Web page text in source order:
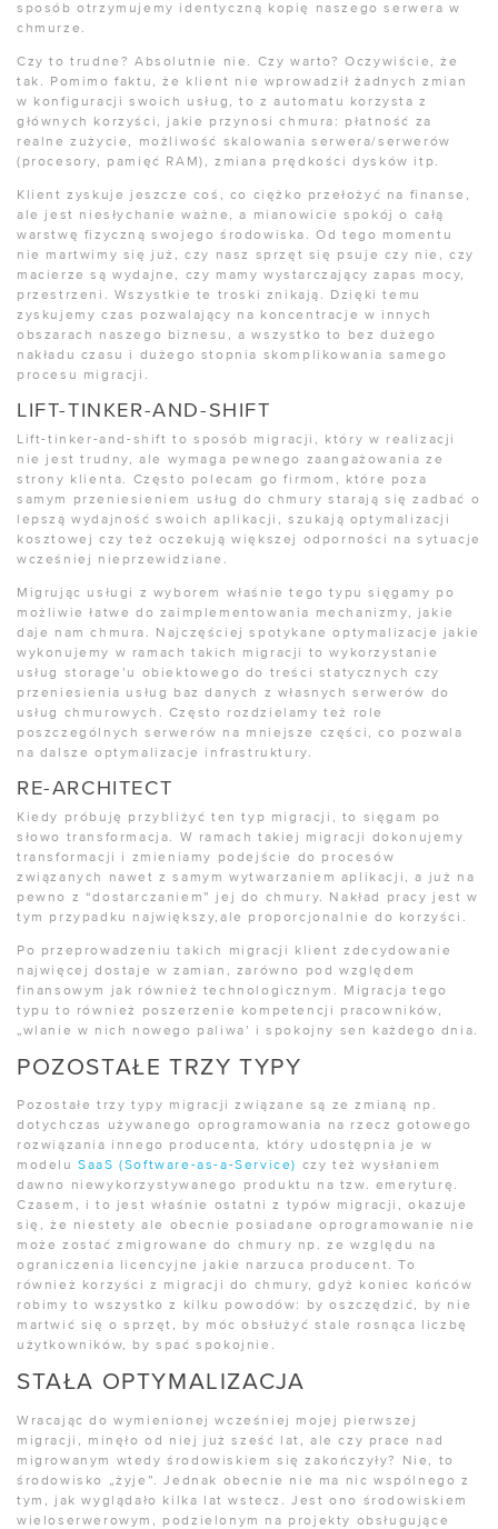
sposób otrzymujemy identyczną kopię naszego serwera w
chmurze.
Czy to trudne? Absolutnie nie. Czy warto? Oczywiście, że
tak. Pomimo faktu, że klient nie wprowadził żadnych zmian
w konfiguracji swoich usług, to z automatu korzysta z
głównych korzyści, jakie przynosi chmura: płatność za
realne zużycie, możliwość skalowania serwera/serwerów
(procesory, pamięć RAM), zmiana prędkości dysków itp.
Klient zyskuje jeszcze coś, co ciężko przełożyć na finanse,
ale jest niesłychanie ważne, a mianowicie spokój o całą
warstwę fizyczną swojego środowiska. Od tego momentu
nie martwimy się już, czy nasz sprzęt się psuje czy nie, czy
macierze są wydajne, czy mamy wystarczający zapas mocy,
przestrzeni. Wszystkie te troski znikają. Dzięki temu
zyskujemy czas pozwalający na koncentracje w innych
obszarach naszego biznesu, a wszystko to bez dużego
nakładu czasu i dużego stopnia skomplikowania samego
procesu migracji.
LIFT-TINKER-AND-SHIFT
Lift-tinker-and-shift to sposób migracji, który w realizacji
nie jest trudny, ale wymaga pewnego zaangażowania ze
strony klienta. Często polecam go firmom, które poza
samym przeniesieniem usług do chmury starają się zadbać o
lepszą wydajność swoich aplikacji, szukają optymalizacji
kosztowej czy też oczekują większej odporności na sytuacje
wcześniej nieprzewidziane.
Migrując usługi z wyborem właśnie tego typu sięgamy po
możliwie łatwe do zaimplementowania mechanizmy, jakie
daje nam chmura. Najczęściej spotykane optymalizacje jakie
wykonujemy w ramach takich migracji to wykorzystanie
usług storage’u obiektowego do treści statycznych czy
przeniesienia usług baz danych z własnych serwerów do
usług chmurowych. Często rozdzielamy też role
poszczególnych serwerów na mniejsze części, co pozwala
na dalsze optymalizacje infrastruktury.
RE-ARCHITECT
Kiedy próbuję przybliżyć ten typ migracji, to sięgam po
słowo transformacja. W ramach takiej migracji dokonujemy
transformacji i zmieniamy podejście do procesów
związanych nawet z samym wytwarzaniem aplikacji, a już na
pewno z “dostarczaniem” jej do chmury. Nakład pracy jest w
tym przypadku największy,ale proporcjonalnie do korzyści.
Po przeprowadzeniu takich migracji klient zdecydowanie
najwięcej dostaje w zamian, zarówno pod względem
finansowym jak również technologicznym. Migracja tego
typu to również poszerzenie kompetencji pracowników,
„wlanie w nich nowego paliwa’ i spokojny sen każdego dnia.
POZOSTAŁE TRZY TYPY
Pozostałe trzy typy migracji związane są ze zmianą np.
dotychczas używanego oprogramowania na rzecz gotowego
rozwiązania innego producenta, który udostępnia je w
modeluSaaS (Software-as-a-Service) czy też wysłaniem
dawno niewykorzystywanego produktu na tzw. emeryturę.
Czasem, i to jest właśnie ostatni z typów migracji, okazuje
się, że niestety ale obecnie posiadane oprogramowanie nie
może zostać zmigrowane do chmury np. ze względu na
ograniczenia licencyjne jakie narzuca producent. To
również korzyści z migracji do chmury, gdyż koniec końców
robimy to wszystko z kilku powodów: by oszczędzić, by nie
martwić się o sprzęt, by móc obsłużyć stale rosnąca liczbę
użytkowników, by spać spokojnie.
STAŁA OPTYMALIZACJA
Wracając do wymienionej wcześniej mojej pierwszej
migracji, minęło od niej już sześć lat, ale czy prace nad
migrowanym wtedy środowiskiem się zakończyły? Nie, to
środowisko „żyje”. Jednak obecnie nie ma nic wspólnego z
tym, jak wyglądało kilka lat wstecz. Jest ono środowiskiem
wieloserwerowym, podzielonym na projekty obsługujące